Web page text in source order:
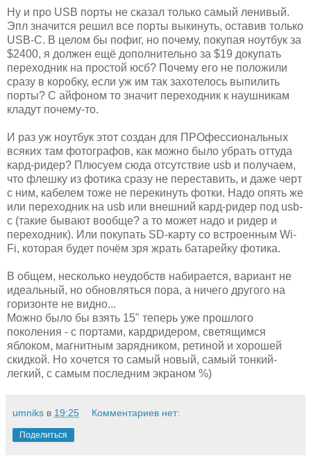
Ну и про USB порты не сказал только самый ленивый.
Эпл значится решил все порты выкинуть, оставив только
USB-C. В целом бы пофиг, но почему, покупая ноутбук за
$2400, я должен ещё дополнительно за $19 докупать
переходник на простой юсб? Почему его не положили
сразу в коробку, если уж им так захотелось выпилить
порты? С айфоном то значит переходник к наушникам
кладут почему-то.
И раз уж ноутбук этот создан для ПРОфессиональных
всяких там фотографов, как можно было убрать оттуда
кард-ридер? Плюсуем сюда отсутствие usb и получаем,
что флешку из фотика сразу не переставить, и даже черт
с ним, кабелем тоже не перекинуть фотки. Надо опять же
или переходник на usb или внешний кард-ридер под usb-
c (такие бывают вообще? а то может надо и ридер и
переходник). Или покупать SD-карту со встроенным Wi-
Fi, которая будет почём зря жрать батарейку фотика.
В общем, несколько неудобств набирается, вариант не
идеальный, но обновляться пора, а ничего другого на
горизонте не видно...
Можно было бы взять 15" теперь уже прошлого
поколения - с портами, кардридером, светящимся
яблоком, магнитным зарядником, ретиной и хорошей
скидкой. Но хочется то самый новый, самый тонкий-
легкий, с самым последним экраном %)
umniks в 19:25 Комментариев нет:
Поделиться